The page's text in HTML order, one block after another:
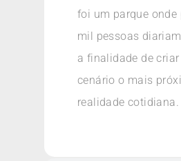
foi um parque onde
mil pessoas
a finalidade de criar
cenário o mais
realidade cotidiana.